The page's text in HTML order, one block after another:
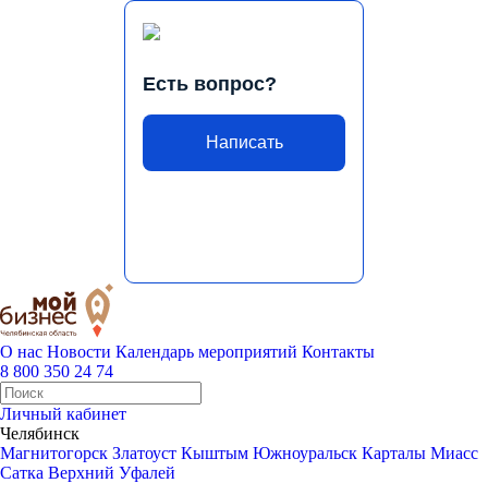
Есть вопрос?
Написать
О нас Новости Календарь мероприятий Контакты
8 800 350 24 74
Личный кабинет
Челябинск
Магнитогорск Златоуст Кыштым Южноуральск Карталы Миасс
Сатка Верхний Уфалей